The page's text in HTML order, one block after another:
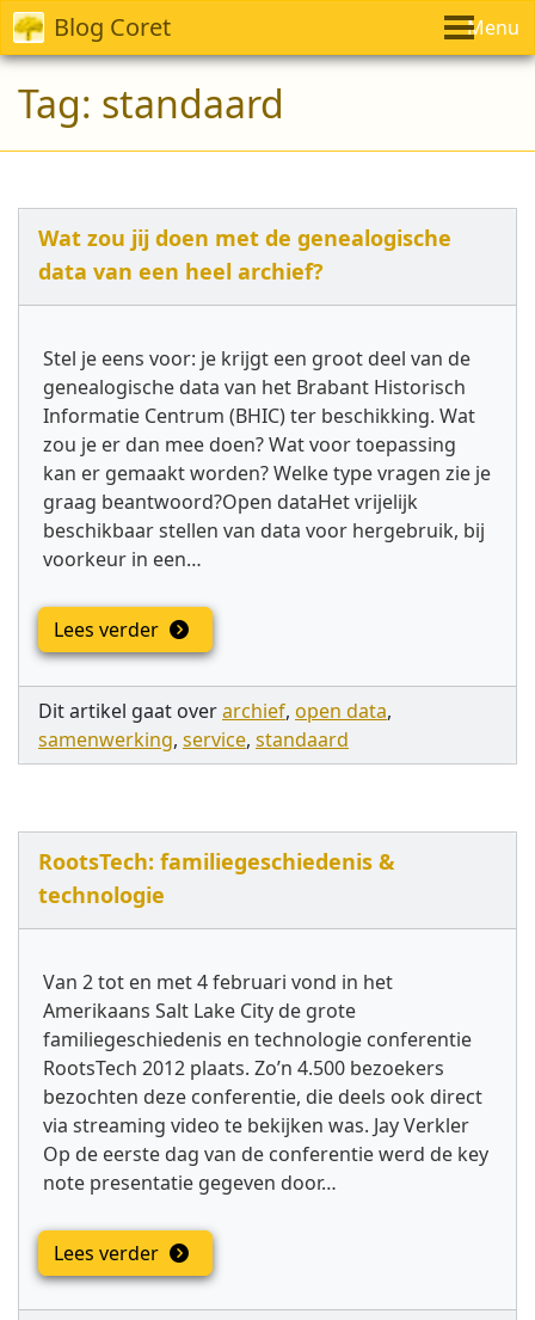
Blog Coret Menu
Tag: standaard
Wat zou jij doen met de genealogische
data van een heel archief?
Stel je eens voor: je krijgt een groot deel van de
genealogische data van het Brabant Historisch
Informatie Centrum (BHIC) ter beschikking. Wat
zou je er dan mee doen? Wat voor toepassing
kan er gemaakt worden? Welke type vragen zie je
graag beantwoord?Open dataHet vrijelijk
beschikbaar stellen van data voor hergebruik, bij
voorkeur in een…
Lees verder
Dit artikel gaat overarchief, open data,
samenwerking, service, standaard
RootsTech: familiegeschiedenis &
technologie
Van 2 tot en met 4 februari vond in het
Amerikaans Salt Lake City de grote
familiegeschiedenis en technologie conferentie
RootsTech 2012 plaats. Zo’n 4.500 bezoekers
bezochten deze conferentie, die deels ook direct
via streaming video te bekijken was. Jay Verkler
Op de eerste dag van de conferentie werd de key
note presentatie gegeven door…
Lees verder